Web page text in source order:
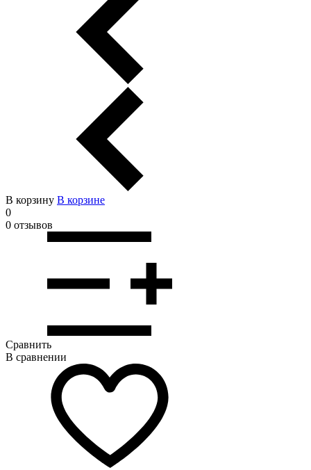
В корзину В корзинe
0
0 отзывов
Сравнить
В сравнении